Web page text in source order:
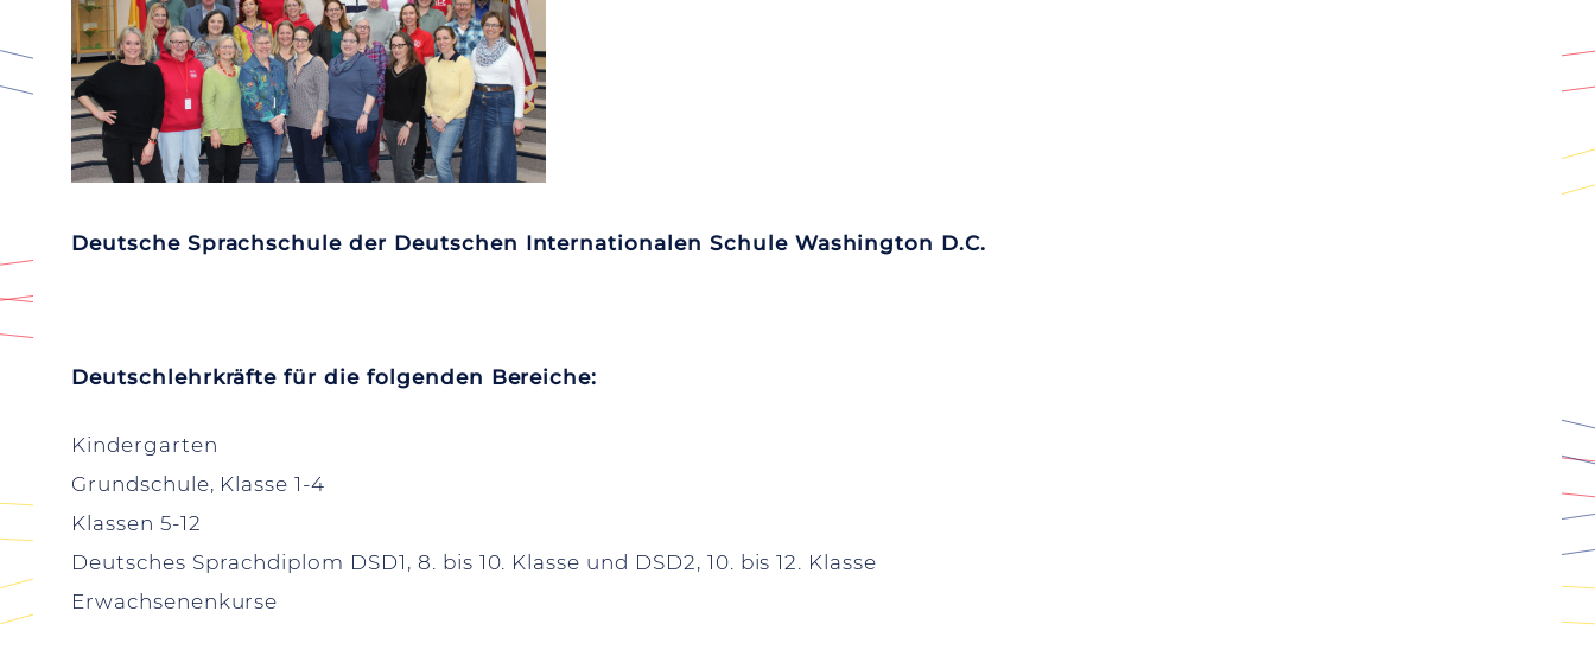
Deutsche Sprachschule der Deutschen Internationalen Schule Washington D.C.
Deutschlehrkräfte für die folgenden Bereiche:
Kindergarten
Grundschule, Klasse 1-4
Klassen 5-12
Deutsches Sprachdiplom DSD1, 8. bis 10. Klasse und DSD2, 10. bis 12. Klasse
Erwachsenenkurse